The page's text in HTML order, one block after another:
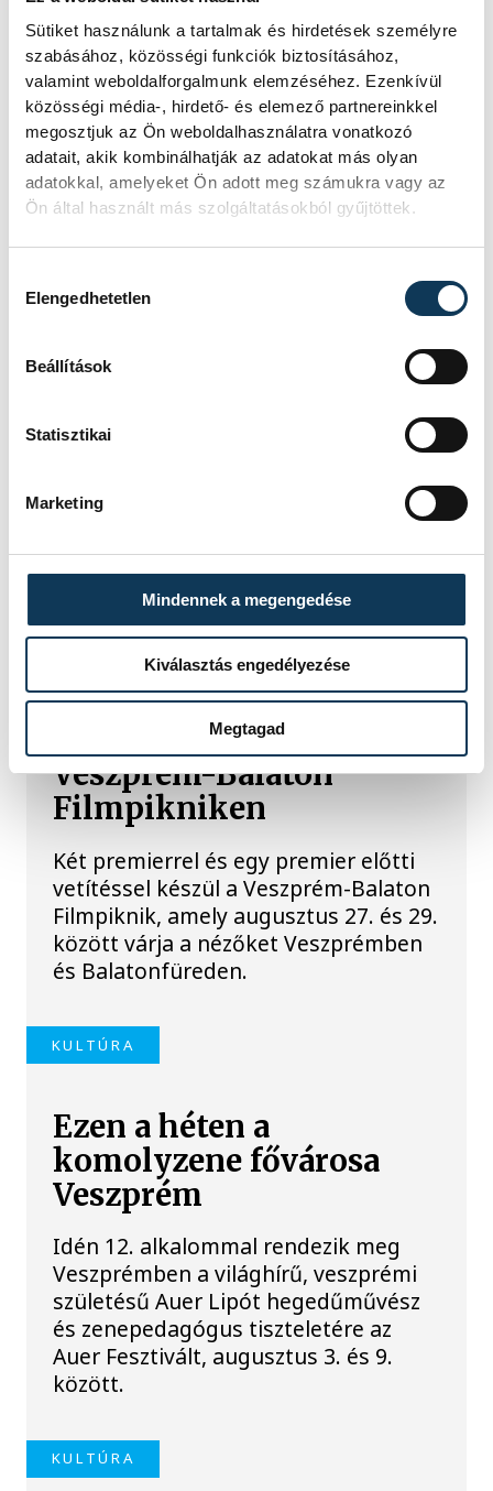
Sütiket használunk a tartalmak és hirdetések személyre
szabásához, közösségi funkciók biztosításához,
valamint weboldalforgalmunk elemzéséhez. Ezenkívül
közösségi média-, hirdető- és elemező partnereinkkel
megosztjuk az Ön weboldalhasználatra vonatkozó
adatait, akik kombinálhatják az adatokat más olyan
adatokkal, amelyeket Ön adott meg számukra vagy az
Ön által használt más szolgáltatásokból gyűjtöttek.
Elengedhetetlen
Beállítások
Statisztikai
Marketing
Mindennek a megengedése
Kiválasztás engedélyezése
Megtagad
TOVÁBBI CIKKEK
Filmpremierek a
Veszprém-Balaton
Filmpikniken
Két premierrel és egy premier előtti
vetítéssel készül a Veszprém-Balaton
Filmpiknik, amely augusztus 27. és 29.
között várja a nézőket Veszprémben
és Balatonfüreden.
KULTÚRA
Ezen a héten a
komolyzene fővárosa
Veszprém
Idén 12. alkalommal rendezik meg
Veszprémben a világhírű, veszprémi
születésű Auer Lipót hegedűművész
és zenepedagógus tiszteletére az
Auer Fesztivált, augusztus 3. és 9.
között.
KULTÚRA